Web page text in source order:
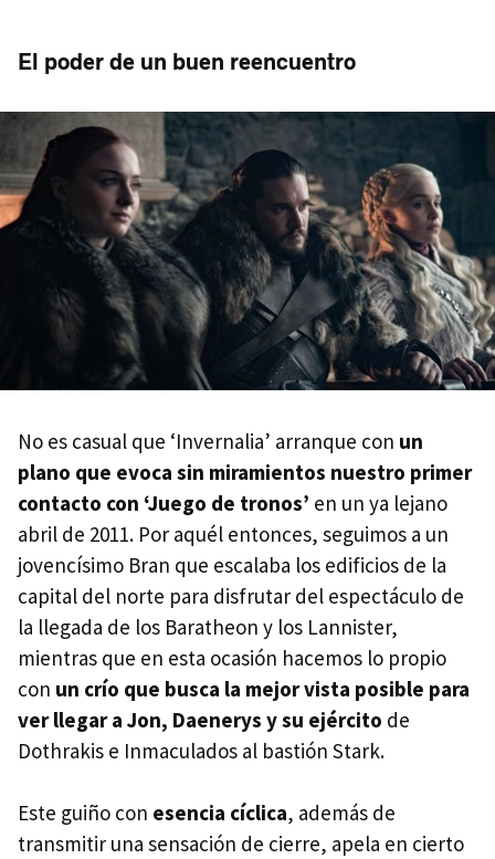
El poder de un buen reencuentro
No es casual que ‘Invernalia’ arranque con un
plano que evoca sin miramientos nuestro primer
contacto con ‘Juego de tronos’ en un ya lejano
abril de 2011. Por aquél entonces, seguimos a un
jovencísimo Bran que escalaba los edificios de la
capital del norte para disfrutar del espectáculo de
la llegada de los Baratheon y los Lannister,
mientras que en esta ocasión hacemos lo propio
con un crío que busca la mejor vista posible para
ver llegar a Jon, Daenerys y su ejército de
Dothrakis e Inmaculados al bastión Stark.
Este guiño con esencia cíclica, además de
transmitir una sensación de cierre, apela en cierto